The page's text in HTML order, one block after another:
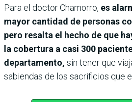
Para el doctor Chamorro, es
mayor cantidad de personas
pero resalta el hecho de que
la cobertura a casi 300
departamento, sin tener que
sabiendas de los sacrificios que